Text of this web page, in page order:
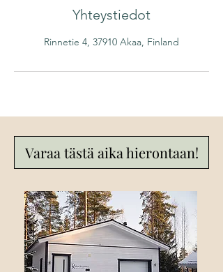
Yhteystiedot
Rinnetie 4, 37910 Akaa, Finland
Varaa tästä aika hierontaan!